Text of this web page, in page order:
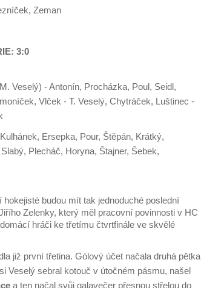
Zeman
3:0
Veselý) - Antonín, Procházka, Poul, Seidl,
Vlček - T. Veselý, Chytráček, Luštinec -
Ersepka, Pour, Štěpán, Krátký,
Plecháč, Horyna, Štajner, Šebek,
budou mít tak jednoduché poslední
Zelenky, který měl pracovní povinnosti v HC
hráči ke třetímu čtvrtfinále ve skvělé
již první třetina. Gólový účet načala druhá pětka
Veselý sebral kotouč v útočném pásmu, našel
a ten načal svůj galavečer přesnou střelou do